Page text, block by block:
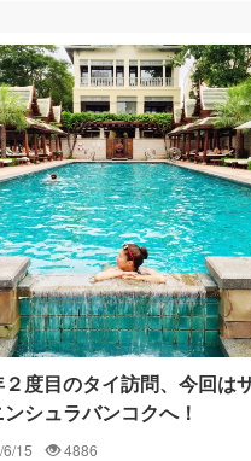
度目のタイ訪問、今回は
シュラバンコクへ！
15 4886